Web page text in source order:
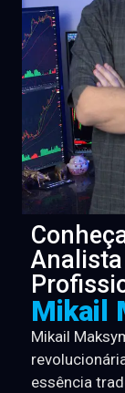
Analista
Mikail
Mikail
essência